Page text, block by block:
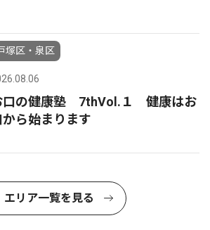
塚区・泉区
口の健康塾 7thVol.１ 健康はお
から始まります
エリア一覧を見る